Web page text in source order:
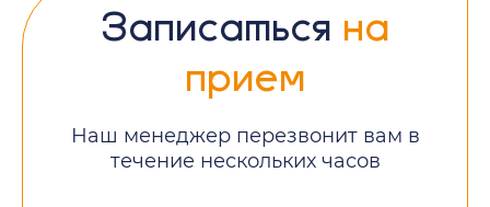
Записаться на
прием
Наш менеджер перезвонит вам в
течение нескольких часов